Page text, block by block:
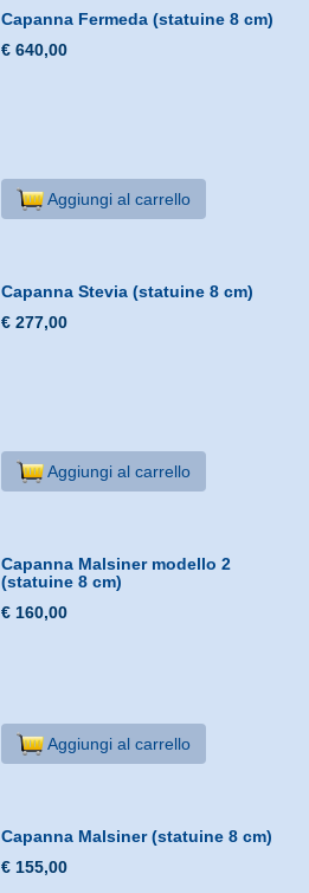
Capanna Fermeda (statuine 8 cm)
€ 640,00
Aggiungi al carrello
Capanna Stevia (statuine 8 cm)
€ 277,00
Aggiungi al carrello
Capanna Malsiner modello 2
(statuine 8 cm)
€ 160,00
Aggiungi al carrello
Capanna Malsiner (statuine 8 cm)
€ 155,00